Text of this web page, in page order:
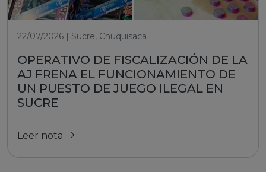
22/07/2026 | Sucre, Chuquisaca
OPERATIVO DE FISCALIZACIÓN DE LA
AJ FRENA EL FUNCIONAMIENTO DE
UN PUESTO DE JUEGO ILEGAL EN
SUCRE
Leer nota